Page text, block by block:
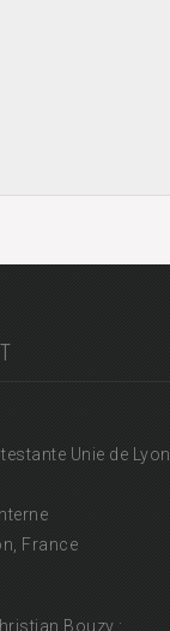
Unie de Lyon
France
Bouzy :